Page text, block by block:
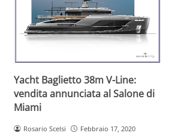
Yacht Baglietto 38m V-Line:
vendita annunciata al Salone di
Miami
Rosario Scelsi Febbraio 17, 2020